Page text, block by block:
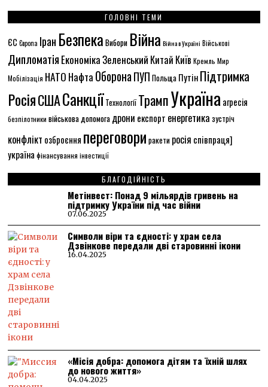
ГОЛОВНІ ТЕМИ
ЄС Європа Іран Безпека Вибори Війна Війна в Україні Військові
Дипломатія ЕкономікаЗеленський Китай Київ Кремль Мир
Мобілізація НАТО Нафта ОборонаПУП Польща ПутінПідтримка
РосіяСШАСанкціїТехнологіїТрампУкраїна агресія
безпілотники військова допомога дрони експорт енергетика зустріч
конфлікт озброєння переговори ракети росія співпраця]
україна фінансування інвестиції
БЛАГОДІЙНІСТЬ
Метінвест: Понад 9 мільярдів гривень на
підтримку України під час війни
07.06.2025
Символи віри та єдності: у храм села
Дзвінкове передали дві старовинні ікони
16.04.2025
«Місія добра: допомога дітям та їхній шлях
до нового життя»
04.04.2025